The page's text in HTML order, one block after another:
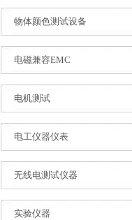
物体颜色测试设备
电磁兼容EMC
电机测试
电工仪器仪表
无线电测试仪器
实验仪器